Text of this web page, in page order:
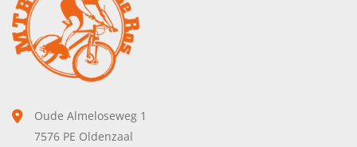
Oude Almeloseweg 1
7576 PE Oldenzaal